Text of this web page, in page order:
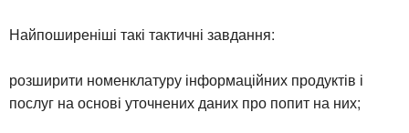
Найпоширеніші такі тактичні завдання:
розширити номенклатуру інформаційних продуктів і
послуг на основі уточнених даних про попит на них;